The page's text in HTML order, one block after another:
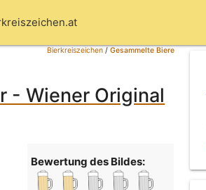
Bierkreiszeichen/Gesammelte Biere
- Wiener Original
Bewertung des Bildes: